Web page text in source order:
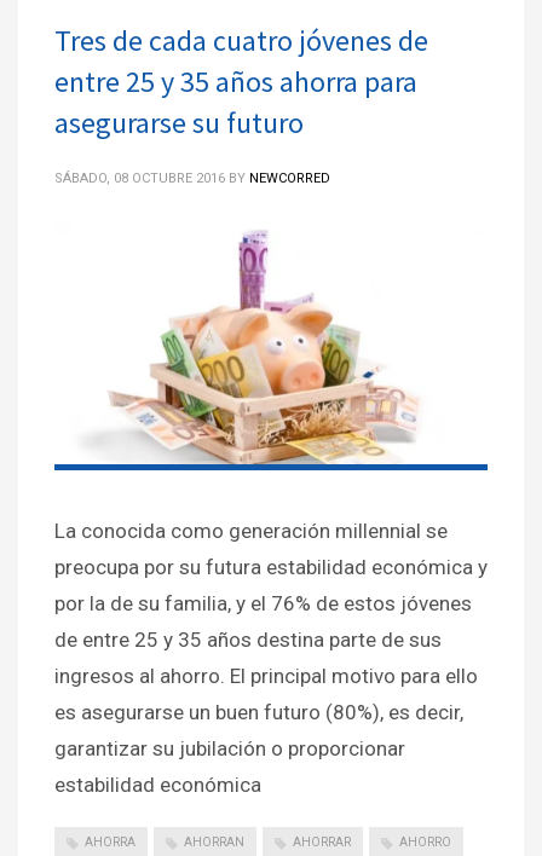
Tres de cada cuatro jóvenes de
entre 25 y 35 años ahorra para
asegurarse su futuro
SÁBADO, 08 OCTUBRE 2016 BY NEWCORRED
La conocida como generación millennial se
preocupa por su futura estabilidad económica y
por la de su familia, y el 76% de estos jóvenes
de entre 25 y 35 años destina parte de sus
ingresos al ahorro. El principal motivo para ello
es asegurarse un buen futuro (80%), es decir,
garantizar su jubilación o proporcionar
estabilidad económica
AHORRA AHORRAN AHORRAR AHORRO